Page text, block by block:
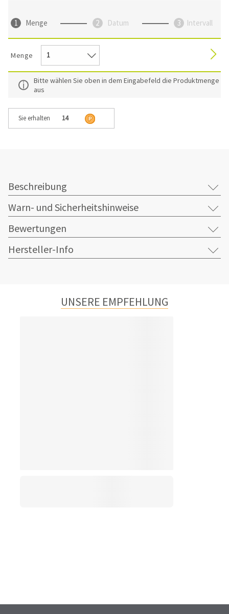
Menge Datum Intervall
Menge
Bitte wählen Sie oben in dem Eingabefeld die Produktmenge
aus
Sie erhalten 14
Beschreibung
Warn- und Sicherheitshinweise
Bewertungen
Hersteller-Info
UNSERE EMPFEHLUNG